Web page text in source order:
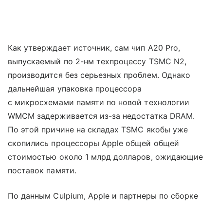
Как утверждает источник, сам чип A20 Pro,
выпускаемый по 2-нм техпроцессу TSMC N2,
производится без серьезных проблем. Однако
дальнейшая упаковка процессора
с микросхемами памяти по новой технологии
WMCM задерживается из-за недостатка DRAM.
По этой причине на складах TSMC якобы уже
скопились процессоры Apple общей общей
стоимостью около 1 млрд долларов, ожидающие
поставок памяти.
По данным Culpium, Apple и партнеры по сборке